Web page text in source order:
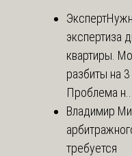
Эксперт
экспертиза
квартиры.
разбиты на 3
Проблема н...
Владимир
требуется